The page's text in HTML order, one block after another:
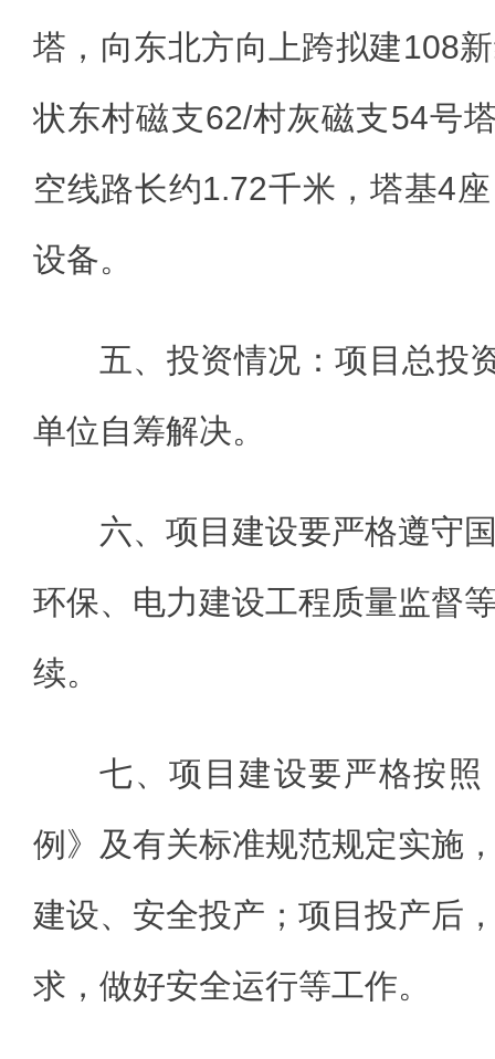
塔，向东北方向上跨拟建108
状东村磁支62/村灰磁支54号
空线路长约1.72千米，塔基4
设备。
五、投资情况：项目总投
单位自筹解决。
六、项目建设要严格遵守
环保、电力建设工程质量监督
续。
七、项目建设要严格按
例》及有关标准规范规定实施
建设、安全投产；项目投产后
求，做好安全运行等工作。